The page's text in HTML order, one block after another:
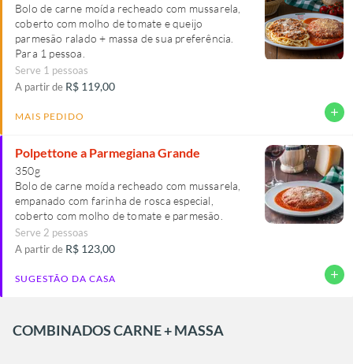
Bolo de carne moída recheado com mussarela,
coberto com molho de tomate e queijo
parmesão ralado + massa de sua preferência.
Para 1 pessoa.
Serve 1 pessoas
A partir de R$ 119,00
add
MAIS PEDIDO
Polpettone a Parmegiana Grande
350g
Bolo de carne moída recheado com mussarela,
empanado com farinha de rosca especial,
coberto com molho de tomate e parmesão.
Serve 2 pessoas
A partir de R$ 123,00
add
SUGESTÃO DA CASA
COMBINADOS CARNE + MASSA